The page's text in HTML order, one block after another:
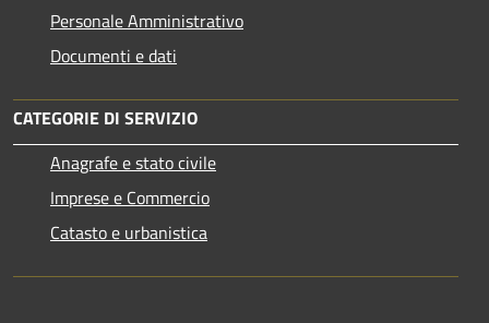
Personale Amministrativo
Documenti e dati
CATEGORIE DI SERVIZIO
Anagrafe e stato civile
Imprese e Commercio
Catasto e urbanistica